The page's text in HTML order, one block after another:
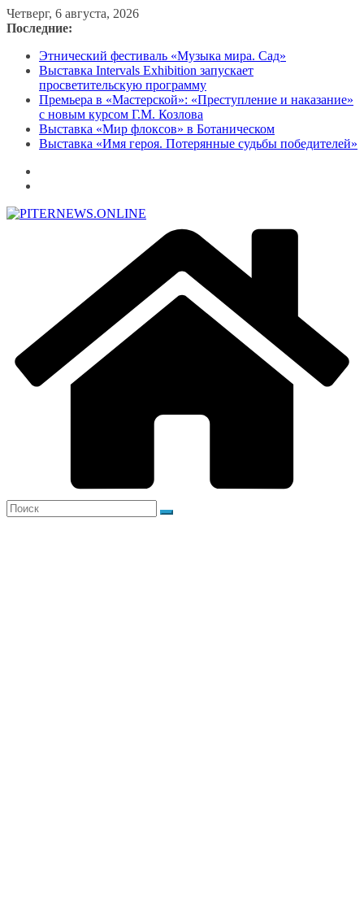
Перейти
к
Четверг, 6 августа, 2026
Последние:
Этнический фестиваль «Музыка мира. Сад»
Выставка Intervals Exhibition запускает
просветительскую программу
Премьера в «Мастерской»: «Преступление и наказание»
с новым курсом Г.М. Козлова
Выставка «Мир флоксов» в Ботаническом
Выставка «Имя героя. Потерянные судьбы победителей»